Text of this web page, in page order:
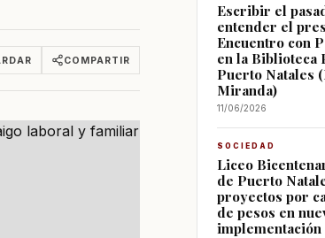
COMPARTIR
Escribir el
entender el
Encuentro con
en la Biblioteca
Puerto Natales
Miranda)
11/06/2026
SOCIEDAD
Liceo
de Puerto
proyectos por
de pesos en
implementación